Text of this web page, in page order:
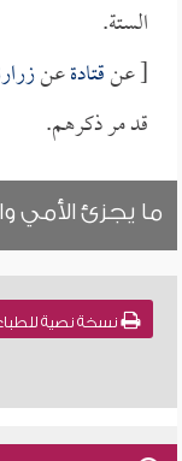
الستة.
[ عنقتادةعن
قد مر ذكرهم.
ما يجزئ الأمي